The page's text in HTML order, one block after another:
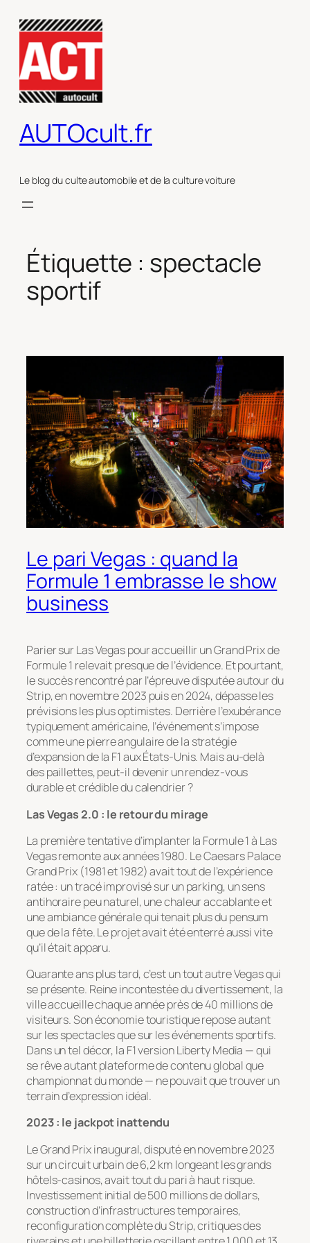
contenu
AUTOcult.fr
Le blog du culte automobile et de la culture voiture
Étiquette : spectacle
sportif
Le pari Vegas : quand la
Formule 1 embrasse le show
business
Parier sur Las Vegas pour accueillir un Grand Prix de
Formule 1 relevait presque de l’évidence. Et pourtant,
le succès rencontré par l’épreuve disputée autour du
Strip, en novembre 2023 puis en 2024, dépasse les
prévisions les plus optimistes. Derrière l’exubérance
typiquement américaine, l’événement s’impose
comme une pierre angulaire de la stratégie
d’expansion de la F1 aux États-Unis. Mais au-delà
des paillettes, peut-il devenir un rendez-vous
durable et crédible du calendrier ?
Las Vegas 2.0 : le retour du mirage
La première tentative d’implanter la Formule 1 à Las
Vegas remonte aux années 1980. Le Caesars Palace
Grand Prix (1981 et 1982) avait tout de l’expérience
ratée : un tracé improvisé sur un parking, un sens
antihoraire peu naturel, une chaleur accablante et
une ambiance générale qui tenait plus du pensum
que de la fête. Le projet avait été enterré aussi vite
qu’il était apparu.
Quarante ans plus tard, c’est un tout autre Vegas qui
se présente. Reine incontestée du divertissement, la
ville accueille chaque année près de 40 millions de
visiteurs. Son économie touristique repose autant
sur les spectacles que sur les événements sportifs.
Dans un tel décor, la F1 version Liberty Media — qui
se rêve autant plateforme de contenu global que
championnat du monde — ne pouvait que trouver un
terrain d’expression idéal.
2023 : le jackpot inattendu
Le Grand Prix inaugural, disputé en novembre 2023
sur un circuit urbain de 6,2 km longeant les grands
hôtels-casinos, avait tout du pari à haut risque.
Investissement initial de 500 millions de dollars,
construction d’infrastructures temporaires,
reconfiguration complète du Strip, critiques des